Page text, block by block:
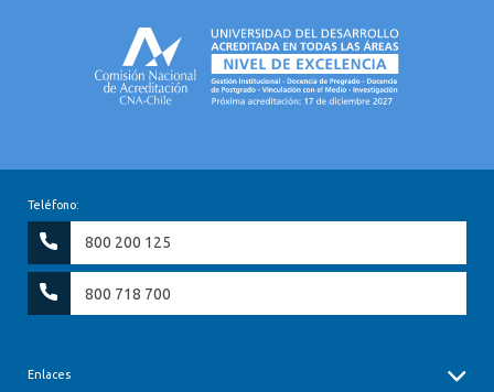
Teléfono:
800 200 125
800 718 700
Enlaces